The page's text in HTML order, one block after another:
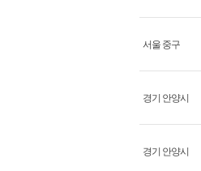
서울 중구
경기 안양시
경기 안양시